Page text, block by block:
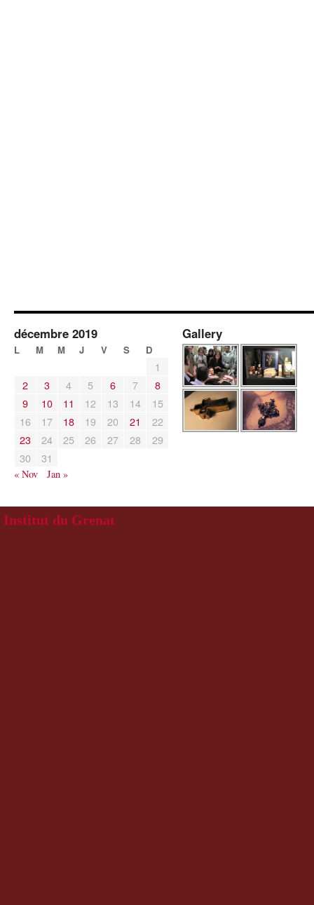
décembre 2019
L M M J V S D
1
2
3 4 5 6 7
8
9
10 11 12 13 14
15
16
17 18 19 20 21
22
23
24 25 26 27 28
29
30
31
« Nov Jan »
Gallery
Institut du Grenat